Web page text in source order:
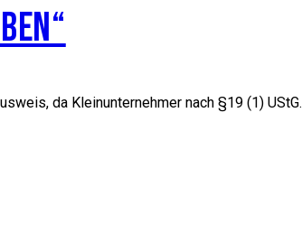
da Kleinunternehmer nach §19 (1) UStG.